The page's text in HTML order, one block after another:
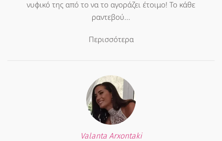
νυφικό της από το να το αγοράζει έτοιμο! Το κάθε
ραντεβού...
Περισσότερα
Valanta Arxontaki